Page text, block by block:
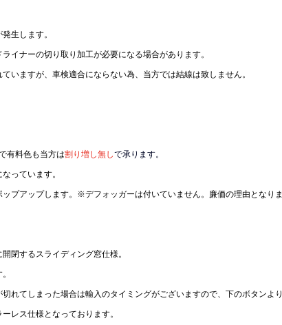
生します。
ナーの切り取り加工が必要になる場合があります。
いますが、車検適合にならない為、当方では結線は致しません。
有料色も当方は割り増し無しで承ります。
っています。
ップします。※デフォッガーは付いていません。廉価の理由となりま
るスライディング窓仕様。
れてしまった場合は輸入のタイミングがございますので、下のボタンより
レス仕様となっております。